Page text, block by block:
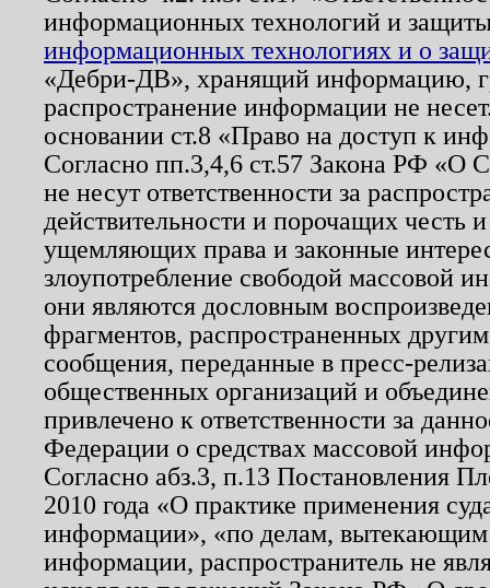
информационных технологий и
информационных технологиях и о
«Дебри-ДВ», хранящий информацию,
распространение информации не
основании ст.8 «Право на доступ к
Согласно пп.3,4,6 ст.57 Закона РФ «О
не несут ответственности за
действительности и порочащих честь
ущемляющих права и законные
злоупотребление свободой массовой
они являются дословным
фрагментов, распространенных
сообщения, переданные в пресс-
общественных организаций и
привлечено к ответственности за
Федерации о средствах массовой
Согласно абз.3, п.13 Постановления
2010 года «О практике применения
информации», «по делам, вытекающим
информации, распространитель не